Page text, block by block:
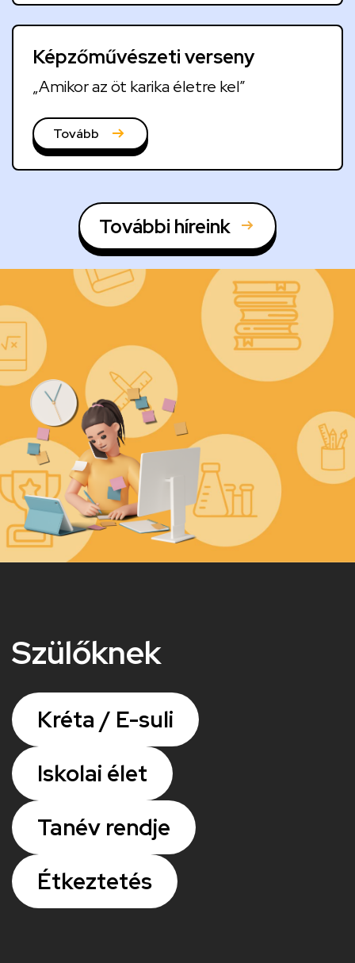
Képzőművészeti verseny
„Amikor az öt karika életre kel”
Tovább
További híreink
Szülőknek
Kréta / E-suli
Iskolai élet
Tanév rendje
Étkeztetés
Kép